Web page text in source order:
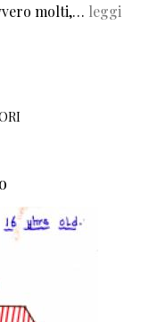
molti,… leggi